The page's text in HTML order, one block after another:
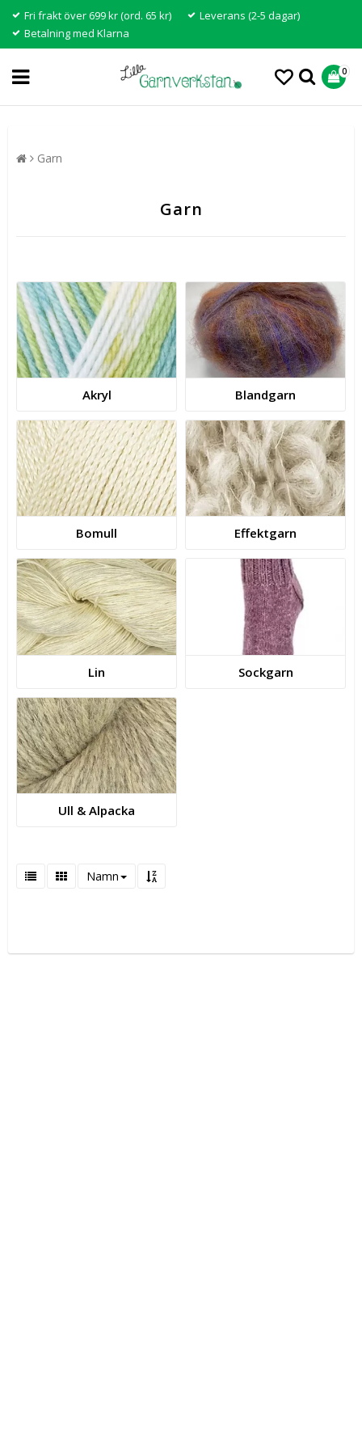
Fri frakt över 699 kr (ord. 65 kr)
Leverans (2-5 dagar)
Betalning med Klarna
0
Garn
Garn
Akryl Blandgarn
Bomull Effektgarn
Lin Sockgarn
Ull & Alpacka
Namn